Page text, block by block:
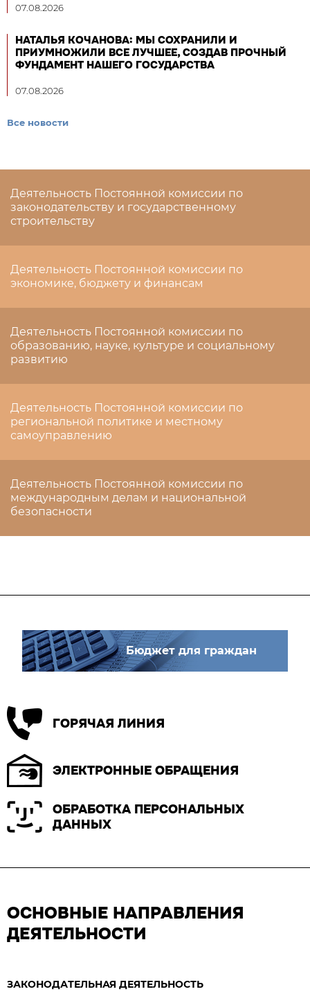
07.08.2026
НАТАЛЬЯ КОЧАНОВА: МЫ СОХРАНИЛИ И
ПРИУМНОЖИЛИ ВСЕ ЛУЧШЕЕ, СОЗДАВ ПРОЧНЫЙ
ФУНДАМЕНТ НАШЕГО ГОСУДАРСТВА
07.08.2026
Все новости
Деятельность Постоянной комиссии по
законодательству и государственному
строительству
Деятельность Постоянной комиссии по
экономике, бюджету и финансам
Деятельность Постоянной комиссии по
образованию, науке, культуре и социальному
развитию
Деятельность Постоянной комиссии по
региональной политике и местному
самоуправлению
Деятельность Постоянной комиссии по
международным делам и национальной
безопасности
Бюджет для граждан
ГОРЯЧАЯ ЛИНИЯ
ЭЛЕКТРОННЫЕ ОБРАЩЕНИЯ
ОБРАБОТКА ПЕРСОНАЛЬНЫХ
ДАННЫХ
ОСНОВНЫЕ НАПРАВЛЕНИЯ
ДЕЯТЕЛЬНОСТИ
ЗАКОНОДАТЕЛЬНАЯ ДЕЯТЕЛЬНОСТЬ